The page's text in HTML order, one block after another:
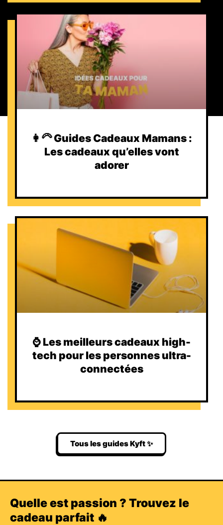
👩‍🦳 Guides Cadeaux Mamans :
Les cadeaux qu’elles vont
adorer
⌚️ Les meilleurs cadeaux high-
tech pour les personnes ultra-
connectées
Tous les guides Kyft ✨
Quelle est passion ? Trouvez le
cadeau parfait 🔥